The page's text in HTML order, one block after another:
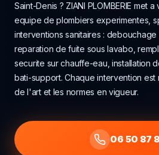
Saint-Denis ? ZIANI PLOMBERIE met
equipe de plombiers experimentes,
interventions sanitaires :
reparation de fuite sous lavabo,
securite sur chauffe-eau, installation
bati-support. Chaque intervention
de l'art et les normes en vigueur.
06 50 87